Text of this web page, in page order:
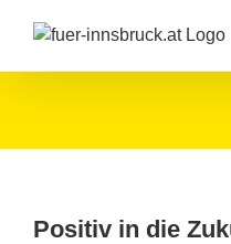
Inhalt
Positiv in die